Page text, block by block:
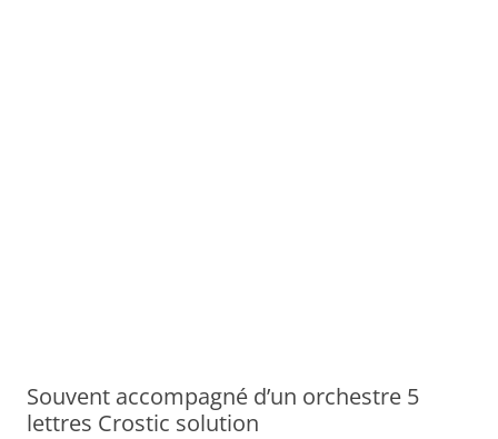
Souvent accompagné d’un orchestre 5
lettres Crostic solution